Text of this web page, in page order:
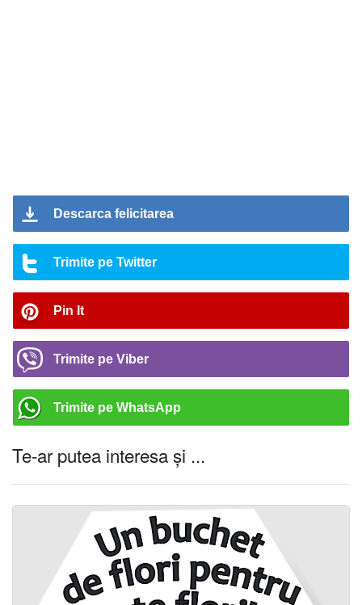
Descarca felicitarea
Trimite pe Twitter
Pin It
Trimite pe Viber
Trimite pe WhatsApp
Te-ar putea interesa și ...